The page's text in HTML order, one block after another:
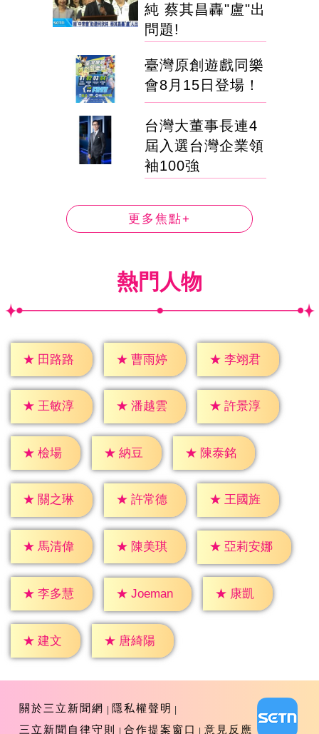
純 蔡其昌轟"盧"出
問題!
臺灣原創遊戲同樂
會8月15日登場！
台灣大董事長連4
屆入選台灣企業領
袖100強
更多焦點+
熱門人物
★ 田路路 ★ 曹雨婷 ★ 李翊君
★ 王敏淳 ★ 潘越雲 ★ 許景淳
★ 檢場 ★ 納豆 ★ 陳泰銘
★ 關之琳 ★ 許常德 ★ 王國旌
★ 馬清偉 ★ 陳美琪 ★ 亞莉安娜
★ 李多慧 ★ Joeman ★ 康凱
★ 建文 ★ 唐綺陽
關於三立新聞網
隱私權聲明
三立新聞自律守則
合作提案窗口 意見反應